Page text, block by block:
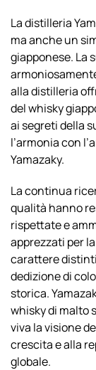
La distilleria
ma anche un
giapponese. La
alla distilleria
del whisky
ai segreti della
l’armonia con
Yamazaky.
La continua
qualità hanno
rispettate e
apprezzati per
carattere
dedizione di
storica.
whisky di malto
viva la visione
crescita e alla
globale.